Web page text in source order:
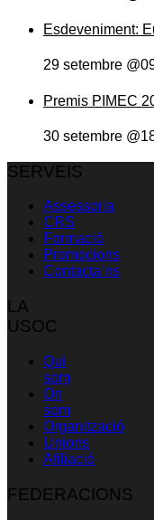
Esdeveniment:
29 setembre
Premis PIMEC
30 setembre
SERVEIS
Assessoria
CRS
Formació
Promocions
Contacta’ns
LA
USOC
Qui
som
On
som
Organització
Unions
Afiliació
FEDERACIONS